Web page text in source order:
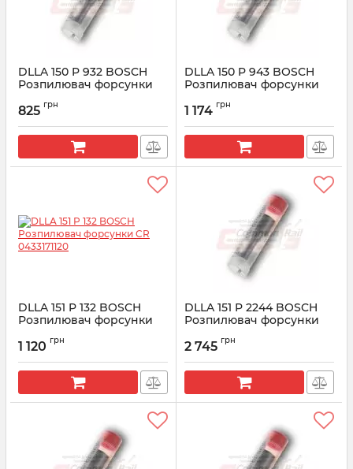
DLLA 150 P 932 BOSCH
Розпилювач форсунки
Артикул:
825 грн
DLLA 150 P 943 BOSCH
Розпилювач форсунки
Артикул:
1 174 грн
DLLA 151 P 132 BOSCH
Розпилювач форсунки
Артикул:
1 120 грн
DLLA 151 P 2244 BOSCH
Розпилювач форсунки
Артикул:
2 745 грн